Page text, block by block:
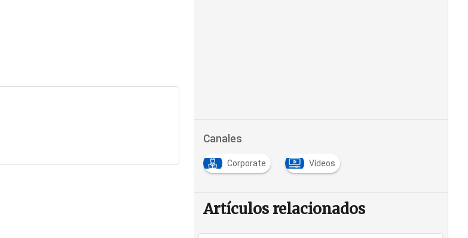
Canales
Corporate Vídeos
Artículos relacionados